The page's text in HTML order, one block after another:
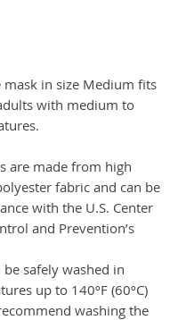
mask in size Medium fits
with medium to
are made from high
fabric and can be
with the U.S. Center
and Prevention’s
be safely washed in
up to 140ºF (60ºC)
washing the